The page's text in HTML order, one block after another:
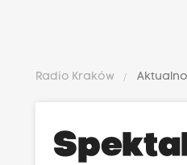
Radio Kraków